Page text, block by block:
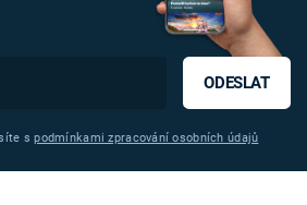
ODESLAT
spodmínkami zpracování osobních údajů